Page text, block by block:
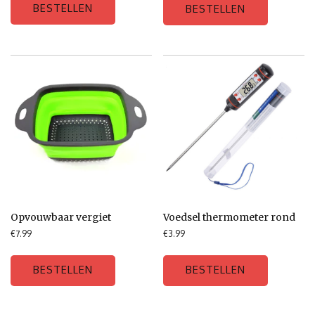
BESTELLEN BESTELLEN
Opvouwbaar vergiet
€7.99
BESTELLEN
Voedsel thermometer rond
€3.99
BESTELLEN